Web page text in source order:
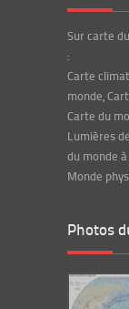
Sur carte
:
Carte
monde,
Carte du
Lumières
du monde
Monde
Photos